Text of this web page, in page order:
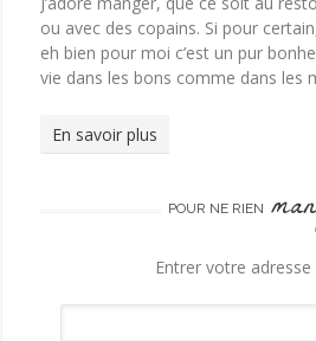
ou avec des copains. Si pour
eh bien pour moi c’est un pur
vie dans les bons comme dans les
En savoir plus
POUR NE RIEN
Entrer votre adresse